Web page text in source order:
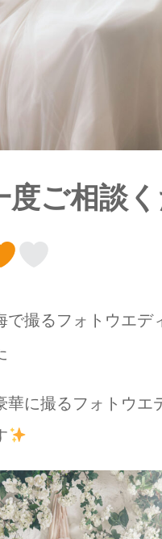
度ご相談
で撮るフォトウエデ
華に撮るフォトウエ